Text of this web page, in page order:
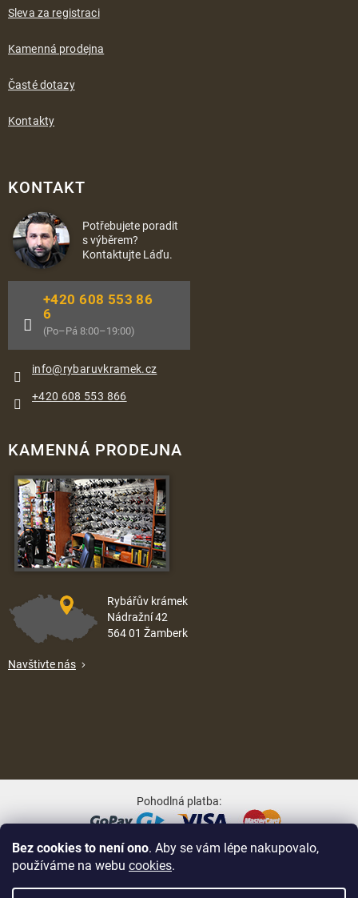
Bez cookies to není ono. Aby se vám lépe nakupovalo,
používáme na webu cookies.
Sleva za registraci
Kamenná prodejna
Časté dotazy
Kontakty
KONTAKT
Potřebujete poradit
s výběrem?
Kontaktujte Láďu.
info@rybaruvkramek.cz
+420 608 553 86
6
(Po–Pá 8:00–19:00)
+420 608 553 866
KAMENNÁ PRODEJNA
Rybářův krámek
Nádražní 42
564 01 Žamberk
Navštivte nás
Pohodlná platba:
Oblíbené způsoby dopravy: